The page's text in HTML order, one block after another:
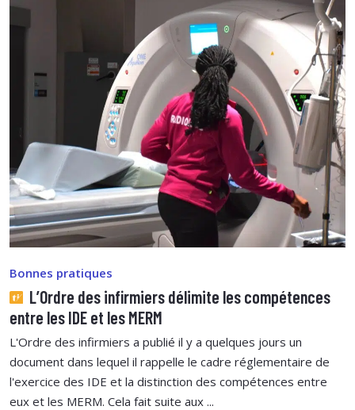
Bonnes pratiques
L’Ordre des infirmiers délimite les compétences
entre les IDE et les MERM
L'Ordre des infirmiers a publié il y a quelques jours un
document dans lequel il rappelle le cadre réglementaire de
l'exercice des IDE et la distinction des compétences entre
eux et les MERM. Cela fait suite aux ...